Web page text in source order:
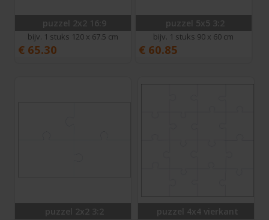
puzzel 2x2 16:9
bijv. 1 stuks 120 x 67.5 cm
€ 65.30
puzzel 5x5 3:2
bijv. 1 stuks 90 x 60 cm
€ 60.85
puzzel 2x2 3:2 puzzel 4x4 vierkant